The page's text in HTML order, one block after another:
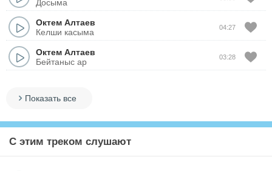
Досыма
Октем Алтаев
Келши касыма
04:27
Октем Алтаев
Бейтаныс ар
03:28
Показать все
С этим треком слушают